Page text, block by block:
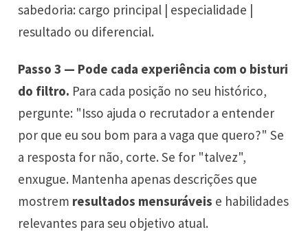
sabedoria: cargo principal | especialidade |
resultado ou diferencial.
Passo 3 — Pode cada experiência com o bisturi
do filtro. Para cada posição no seu histórico,
pergunte: "Isso ajuda o recrutador a entender
por que eu sou bom para a vaga que quero?" Se
a resposta for não, corte. Se for "talvez",
enxugue. Mantenha apenas descrições que
mostrem resultados mensuráveis e habilidades
relevantes para seu objetivo atual.